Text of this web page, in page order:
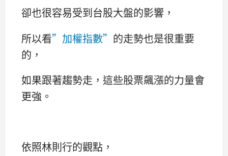
卻也很容易受到台股大盤的影響，
所以看”加權指數” 的走勢也是很重要
的，
如果跟著趨勢走，這些股票飆漲的力量會
更強。
依照林則行的觀點，